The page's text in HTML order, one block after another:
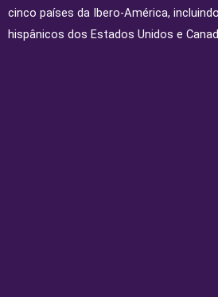
cinco países da Ibero-América,
hispânicos dos Estados Unidos e